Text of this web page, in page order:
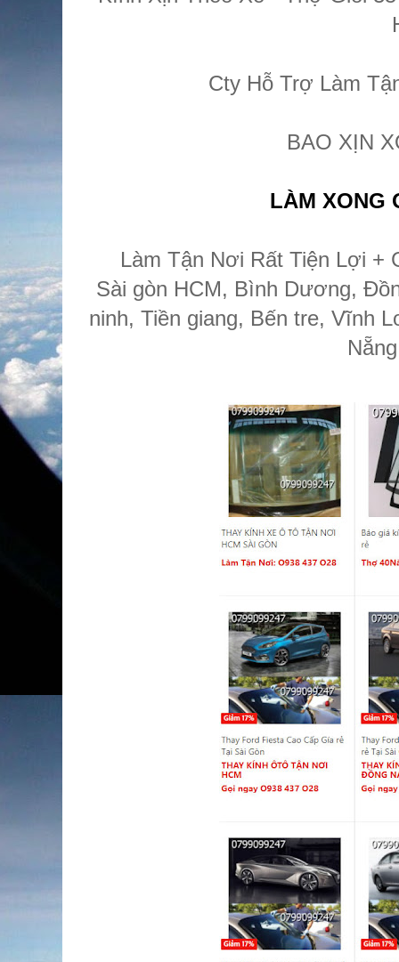
Cty Hỗ Trợ Làm
BAO XỊN
LÀM XONG
Làm Tận Nơi Rất Tiện Lợi +
Sài gòn HCM, Bình Dương,
ninh, Tiền giang, Bến tre, Vĩnh